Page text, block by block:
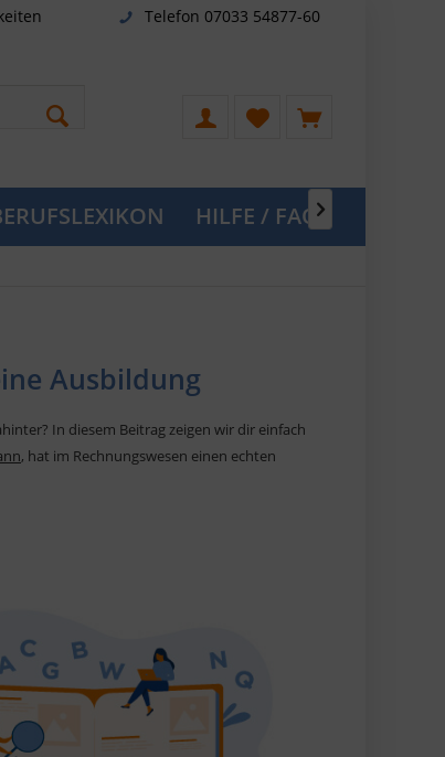
Telefon 07033 54877-60
HILFE / FAQ
Ausbildung
In diesem Beitrag zeigen wir dir einfach
, hat im Rechnungswesen einen echten